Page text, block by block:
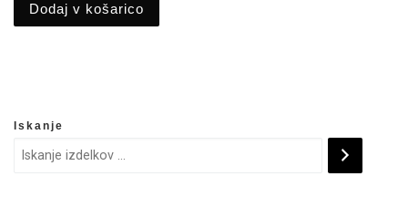
Dodaj v košarico
Iskanje